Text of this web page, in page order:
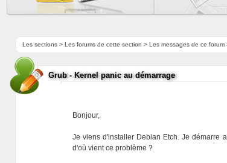
Les sections> Les forums de cette section > Les messages de ce forum
Grub - Kernel panic au démarrage
Bonjour,
Je viens d'installer Debian Etch. Je démarre
d'où vient ce problème ?